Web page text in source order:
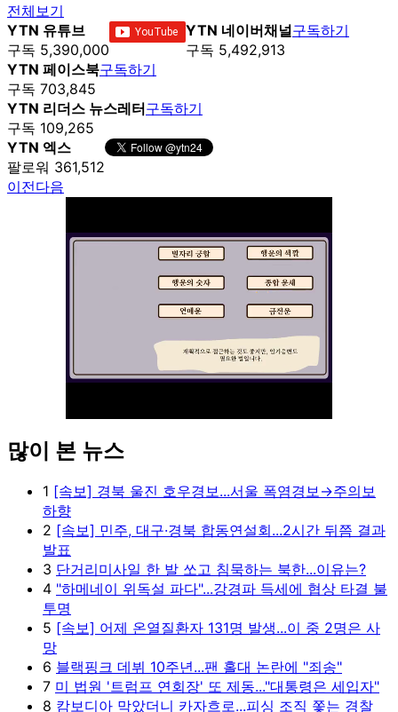
전체보기
YTN 유튜브
구독 5,390,000
YTN 네이버채널
구독 5,492,913
구독하기
YTN 페이스북
구독 703,845
구독하기
YTN 리더스 뉴스레터
구독 109,265
구독하기
YTN 엑스
팔로워 361,512
이전다음
많이 본 뉴스
1 [속보] 경북 울진 호우경보...서울 폭염경보→주의보
하향
2 [속보] 민주, 대구·경북 합동연설회...2시간 뒤쯤 결과
발표
3 단거리미사일 한 발 쏘고 침묵하는 북한...이유는?
4 "하메네이 위독설 파다"...강경파 득세에 협상 타결 불
투명
5 [속보] 어제 온열질환자 131명 발생...이 중 2명은 사
망
6 블랙핑크 데뷔 10주년...팬 홀대 논란에 "죄송"
7 미 법원 '트럼프 연회장' 또 제동..."대통령은 세입자"
8 캄보디아 막았더니 카자흐로...피싱 조직 쫓는 경찰